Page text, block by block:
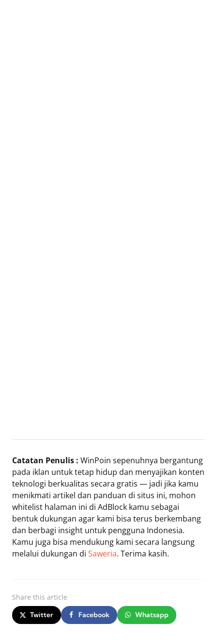
Catatan Penulis : WinPoin sepenuhnya bergantung
pada iklan untuk tetap hidup dan menyajikan konten
teknologi berkualitas secara gratis — jadi jika kamu
menikmati artikel dan panduan di situs ini, mohon
whitelist halaman ini di AdBlock kamu sebagai
bentuk dukungan agar kami bisa terus berkembang
dan berbagi insight untuk pengguna Indonesia.
Kamu juga bisa mendukung kami secara langsung
melalui dukungan di Saweria. Terima kasih.
Share this article
Twitter Facebook Whatsapp